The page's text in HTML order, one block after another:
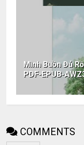
Mình Buồn Đủ
PDF-EPUB-
COMMENTS